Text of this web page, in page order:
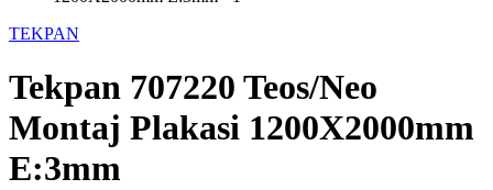
TEKPAN
Tekpan 707220 Teos/Neo
Montaj Plakasi 1200X2000mm
E:3mm